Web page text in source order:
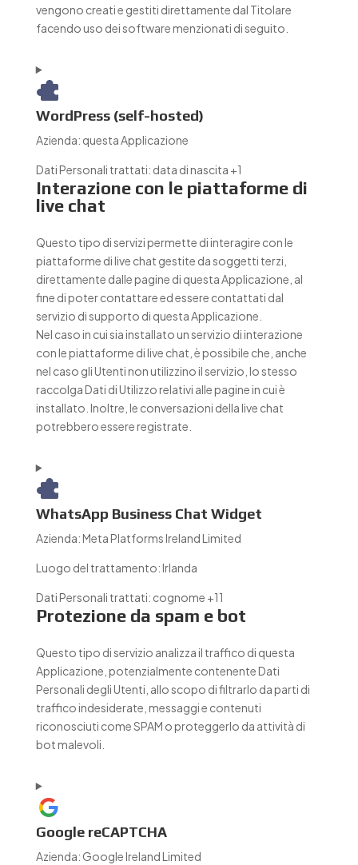
vengono creati e gestiti direttamente dal Titolare
facendo uso dei software menzionati di seguito.
WordPress (self-hosted)
Azienda: questa Applicazione
Dati Personali trattati: data di nascita +1
Interazione con le piattaforme di
live chat
Questo tipo di servizi permette di interagire con le
piattaforme di live chat gestite da soggetti terzi,
direttamente dalle pagine di questa Applicazione, al
fine di poter contattare ed essere contattati dal
servizio di supporto di questa Applicazione.
Nel caso in cui sia installato un servizio di interazione
con le piattaforme di live chat, è possibile che, anche
nel caso gli Utenti non utilizzino il servizio, lo stesso
raccolga Dati di Utilizzo relativi alle pagine in cui è
installato. Inoltre, le conversazioni della live chat
potrebbero essere registrate.
WhatsApp Business Chat Widget
Azienda:Meta Platforms Ireland Limited
Luogo del trattamento:Irlanda
Dati Personali trattati: cognome +11
Protezione da spam e bot
Questo tipo di servizio analizza il traffico di questa
Applicazione, potenzialmente contenente Dati
Personali degli Utenti, allo scopo di filtrarlo da parti di
traffico indesiderate, messaggi e contenuti
riconosciuti come SPAM o proteggerlo da attività di
bot malevoli.
Google reCAPTCHA
Azienda: Google Ireland Limited